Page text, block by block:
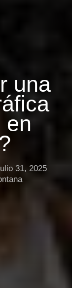
una
en
31, 2025